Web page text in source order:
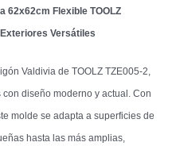
62x62cm Flexible TOOLZ
Versátiles
Valdivia de TOOLZ TZE005-2,
diseño moderno y actual. Con
molde se adapta a superficies de
hasta las más amplias,